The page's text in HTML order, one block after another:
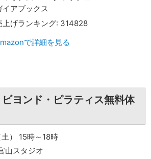
イアブックス
上げランキング: 314828
で詳細を見る
ヨンド・ピラティス無料体
） 15時～18時
山スタジオ